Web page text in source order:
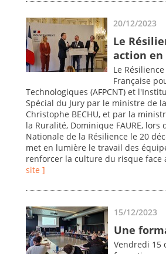
20/12/2023
Le
action en
Le
Française
Technologiques (AFPCNT) et
Spécial du Jury par le ministre de
Christophe BECHU, et par la
la Ruralité, Dominique FAURE,
Nationale de la Résilience le 20
met en lumière le travail des
renforcer la culture du risque face
site ]
15/12/2023
Une
Vendredi 15